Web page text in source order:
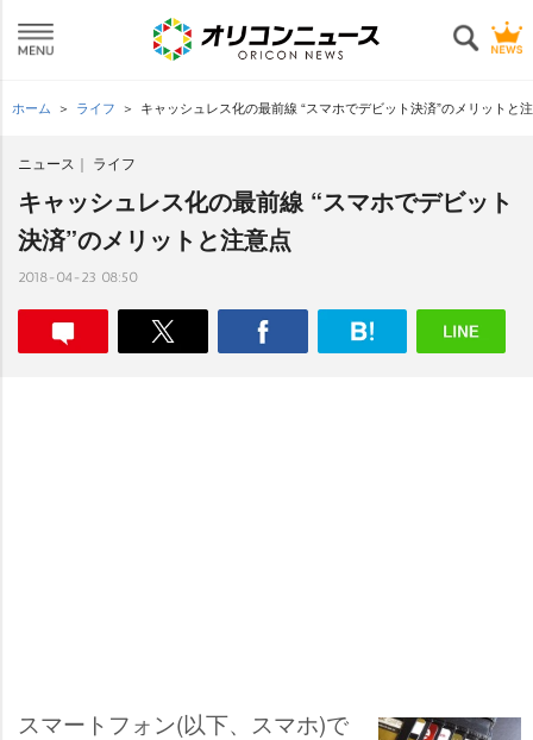
ホーム ライフ キャッシュレス化の最前線 “スマホでデビット決済”のメリットと
ニュース ライフ
キャッシュレス化の最前線 “スマホでデビット
決済”のメリットと注意点
2018-04-23 08:50
スマートフォン(以下、スマホ)で